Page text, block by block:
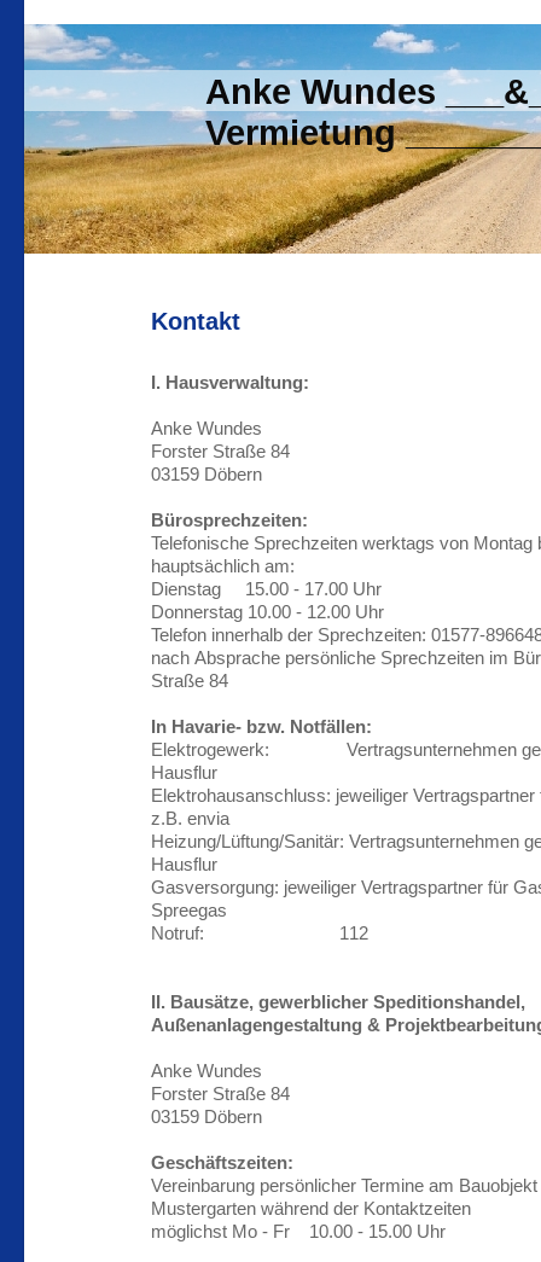
Anke Wundes
Vermietung
Kontakt
I. Hausverwaltung:
Anke Wundes
Forster Straße 84
03159 Döbern
Bürosprechzeiten:
Telefonische Sprechzeiten werktags von Montag
hauptsächlich am:
Dienstag 15.00 - 17.00 Uhr
Donnerstag 10.00 - 12.00 Uhr
Telefon innerhalb der Sprechzeiten: 01577-
nach Absprache persönliche Sprechzeiten im
Straße 84
In Havarie- bzw. Notfällen:
Elektrogewerk: Vertragsunternehmen
Hausflur
Elektrohausanschluss: jeweiliger
z.B. envia
Heizung/Lüftung/Sanitär: Vertragsunternehmen
Hausflur
Gasversorgung: jeweiliger Vertragspartner für
Spreegas
Notruf: 112
II. Bausätze, gewerblicher Speditionshandel,
Außenanlagengestaltung &
Anke Wundes
Forster Straße 84
03159 Döbern
Geschäftszeiten:
Vereinbarung persönlicher Termine am
Mustergarten während der Kontaktzeiten
möglichst Mo - Fr 10.00 - 15.00 Uhr